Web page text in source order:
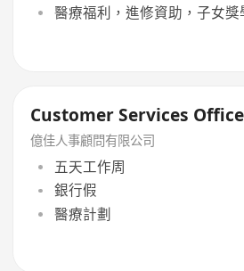
醫療福利，進修資助，子女獎
Customer Services
億佳人事顧問有限公司
五天工作周
銀行假
醫療計劃